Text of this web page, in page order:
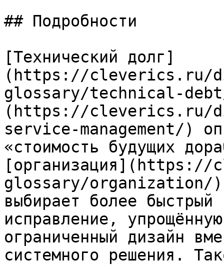
## Подробности
[Технический долг]
(https://cleverics.ru/
glossary/technical-
(https://cleverics.ru/
service-management/)
«стоимость будущих
glossary/organization/)
выбирает более
исправление,
ограниченный дизайн
системного решения.